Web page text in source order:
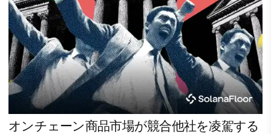
オンチェーン商品市場が競合他社を凌駕する